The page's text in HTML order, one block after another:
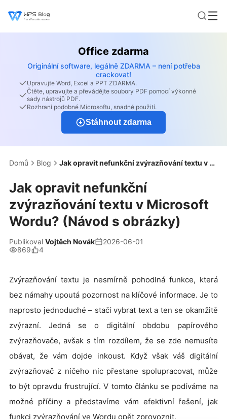
Office zdarma
Originální software, legálně ZDARMA – není potřeba
crackovat!
Upravujte Word, Excel a PPT ZDARMA.
Čtěte, upravujte a převádějte soubory PDF pomocí výkonné
sady nástrojů PDF.
Rozhraní podobné Microsoftu, snadné použití.
Stáhnout zdarma
Domů Blog Jak opravit nefunkční zvýrazňování textu v Microsoft Wordu? (Návod s obrázky)
Jak opravit nefunkční
zvýrazňování textu v Microsoft
Wordu? (Návod s obrázky)
Publikoval Vojtěch Novák
2026-06-01
869
4
Zvýrazňování textu je nesmírně pohodlná funkce, která
bez námahy upoutá pozornost na klíčové informace. Je to
naprosto jednoduché – stačí vybrat text a ten se okamžitě
zvýrazní. Jedná se o digitální obdobu papírového
zvýrazňovače, avšak s tím rozdílem, že se zde nemusíte
obávat, že vám dojde inkoust. Když však váš digitální
zvýrazňovač z ničeho nic přestane spolupracovat, může
to být opravdu frustrující. V tomto článku se podíváme na
možné příčiny a představíme vám efektivní řešení, jak
funkci zvýrazňování ve Wordu opět zprovoznit.